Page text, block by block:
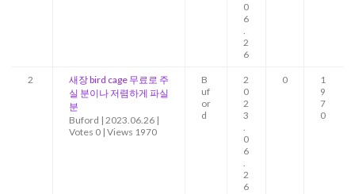
0
6
.
2
6
2
새장 bird cage 무료로 주
실 분이나 저렴하게 파실
분
Buford | 2023.06.26 |
Votes 0 | Views 1970
B
uf
or
d
2
0
2
3
.
0
6
.
2
6
0
1
9
7
0